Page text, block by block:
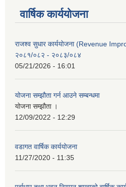
वार्षिक कार्ययोजना
राजश्व सुधार कार्ययोजना (Revenue
२०८१/०८२ - २०८३/०८४
05/21/2026 - 16:01
योजना सम्झौता गर्न आउने सम्बन्धमा
योजना सम्झौता ।
12/09/2022 - 12:29
वडागत वार्षिक कार्ययोजना
11/27/2020 - 11:35